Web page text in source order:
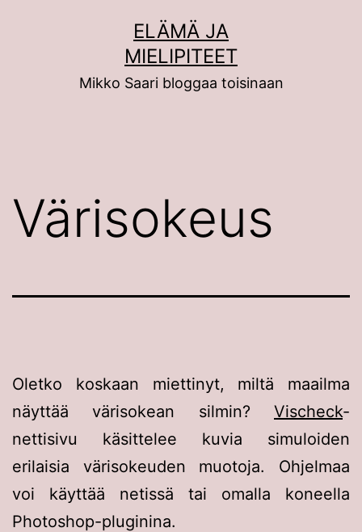
ELÄMÄ JA
MIELIPITEET
Mikko Saari bloggaa toisinaan
Värisokeus
Oletko koskaan miettinyt, miltä maailma
näyttää värisokean silmin? Vischeck-
nettisivu käsittelee kuvia simuloiden
erilaisia värisokeuden muotoja. Ohjelmaa
voi käyttää netissä tai omalla koneella
Photoshop-pluginina.